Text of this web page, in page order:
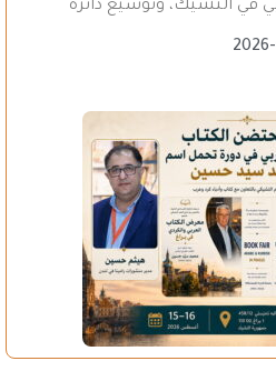
في التشيك، وتوسيع دائرة